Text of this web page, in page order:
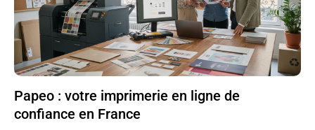
Papeo : votre imprimerie en ligne de
confiance en France